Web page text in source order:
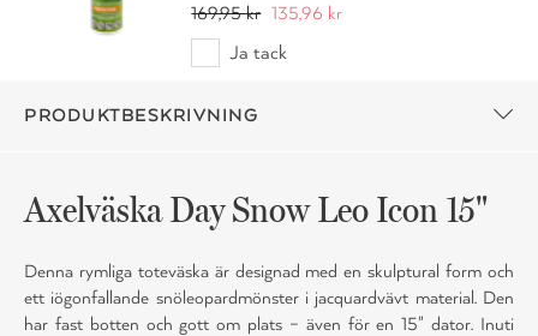
169,95 kr 135,96 kr
Ja tack
PRODUKTBESKRIVNING
Axelväska Day Snow Leo Icon 15"
Denna rymliga toteväska är designad med en skulptural form och
ett iögonfallande snöleopardmönster i jacquardvävt material. Den
har fast botten och gott om plats – även för en 15" dator. Inuti